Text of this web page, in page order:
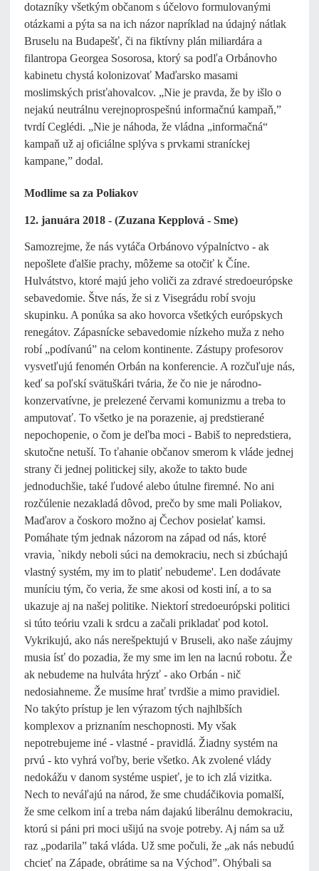
dotazníky všetkým občanom s účelovo formulovanými
otázkami a pýta sa na ich názor napríklad na údajný nátlak
Bruselu na Budapešť, či na fiktívny plán miliardára a
filantropa Georgea Sosorosa, ktorý sa podľa Orbánovho
kabinetu chystá kolonizovať Maďarsko masami
moslimských prisťahovalcov. „Nie je pravda, že by išlo o
nejakú neutrálnu verejnoprospešnú informačnú kampaň,”
tvrdí Ceglédi. „Nie je náhoda, že vládna „informačná“
kampaň už aj oficiálne splýva s prvkami straníckej
kampane,” dodal.
Modlime sa za Poliakov
12. januára 2018 - (Zuzana Kepplová - Sme)
Samozrejme, že nás vytáča Orbánovo výpalníctvo - ak
nepošlete ďalšie prachy, môžeme sa otočiť k Číne.
Hulvátstvo, ktoré majú jeho voliči za zdravé stredoeurópske
sebavedomie. Štve nás, že si z Visegrádu robí svoju
skupinku. A ponúka sa ako hovorca všetkých európskych
renegátov. Zápasnícke sebavedomie nízkeho muža z neho
robí „podívanú” na celom kontinente. Zástupy profesorov
vysvetľujú fenomén Orbán na konferencie. A rozčuľuje nás,
keď sa poľskí svätuškári tvária, že čo nie je národno-
konzervatívne, je prelezené červami komunizmu a treba to
amputovať. To všetko je na porazenie, aj predstierané
nepochopenie, o čom je deľba moci - Babiš to nepredstiera,
skutočne netuší. To ťahanie občanov smerom k vláde jednej
strany či jednej politickej sily, akože to takto bude
jednoduchšie, také ľudové alebo útulne firemné. No ani
rozčúlenie nezakladá dôvod, prečo by sme mali Poliakov,
Maďarov a čoskoro možno aj Čechov posielať kamsi.
Pomáhate tým jednak názorom na západ od nás, ktoré
vravia, `nikdy neboli súci na demokraciu, nech si zbúchajú
vlastný systém, my im to platiť nebudeme'. Len dodávate
muníciu tým, čo veria, že sme akosi od kosti iní, a to sa
ukazuje aj na našej politike. Niektorí stredoeurópski politici
si túto teóriu vzali k srdcu a začali prikladať pod kotol.
Vykrikujú, ako nás nerešpektujú v Bruseli, ako naše záujmy
musia ísť do pozadia, že my sme im len na lacnú robotu. Že
ak nebudeme na hulváta hrýzť - ako Orbán - nič
nedosiahneme. Že musíme hrať tvrdšie a mimo pravidiel.
No takýto prístup je len výrazom tých najhlbších
komplexov a priznaním neschopnosti. My však
nepotrebujeme iné - vlastné - pravidlá. Žiadny systém na
prvú - kto vyhrá voľby, berie všetko. Ak zvolené vlády
nedokážu v danom systéme uspieť, je to ich zlá vizitka.
Nech to neváľajú na národ, že sme chudáčikovia pomalší,
že sme celkom iní a treba nám dajakú liberálnu demokraciu,
ktorú si páni pri moci ušijú na svoje potreby. Aj nám sa už
raz „podarila” taká vláda. Už sme počuli, že „ak nás nebudú
chcieť na Západe, obrátime sa na Východ”. Ohýbali sa